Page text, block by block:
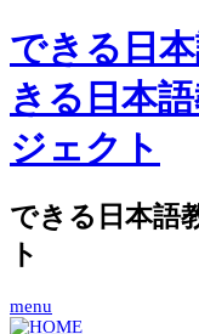
できる日
きる日本
ジェクト
できる日本語
ト
menu